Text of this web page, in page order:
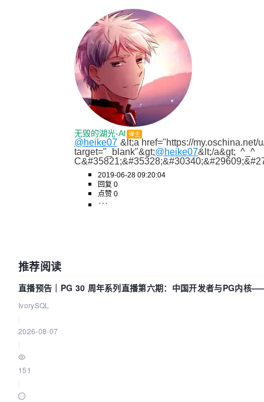
无毁的湖光-Al 弹主
@heike07 &lt;a href="https://my.oschina.net/
target="_blank"&gt;@heike07&lt;/a&gt;  ^_^
2019-06-28 09:20:04
回复 0
点赞 0
推荐阅读
直播预告｜PG 30 周年系列直播第六期：中国开发者与PG内核
IvorySQL
2026-08-07
151